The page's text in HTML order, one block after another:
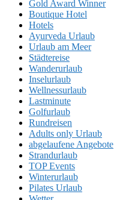
Gold Award Winner
Boutique Hotel
Hotels
Ayurveda Urlaub
Urlaub am Meer
Städtereise
Wanderurlaub
Inselurlaub
Wellnessurlaub
Lastminute
Golfurlaub
Rundreisen
Adults only Urlaub
abgelaufene Angebote
Strandurlaub
TOP Events
Winterurlaub
Pilates Urlaub